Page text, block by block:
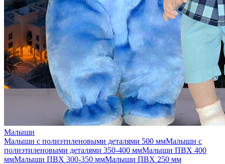
Малыши
Малыши с полиэтиленовыми деталями 500 ммМалыши с
полиэтиленовыми деталями 350-400 ммМалыши ПВХ 400
ммМалыши ПВХ 300-350 ммМалыши ПВХ 250 мм